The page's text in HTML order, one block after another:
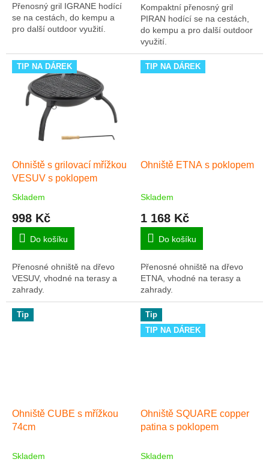
Přenosný gril IGRANE hodící
se na cestách, do kempu a
pro další outdoor využití.
Kompaktní přenosný gril
PIRAN hodící se na cestách,
do kempu a pro další outdoor
využití.
TIP NA DÁREK
Ohniště s grilovací mřížkou
VESUV s poklopem
Průměrné
produktu
5,0
5
hvězdiček.
Skladem
998 Kč
Do košíku
Přenosné ohniště na dřevo
VESUV, vhodné na terasy a
zahrady.
TIP NA DÁREK
Ohniště ETNA s poklopem
Průměrné
produktu
5,0
5
hvězdiček.
Skladem
1 168 Kč
Do košíku
Přenosné ohniště na dřevo
ETNA, vhodné na terasy a
zahrady.
Tip
Ohniště CUBE s mřížkou
74cm
Skladem
Tip
TIP NA DÁREK
Ohniště SQUARE copper
patina s poklopem
Skladem